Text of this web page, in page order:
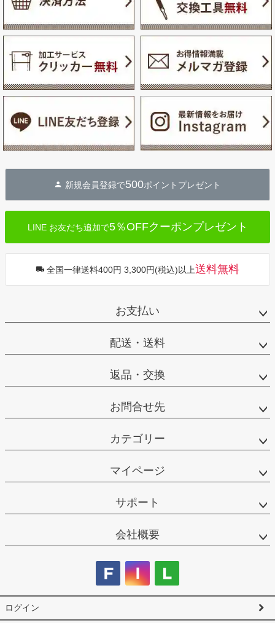
新規会員登録で500ポイントプレゼント
LINE お友だち追加で5％OFFクーポンプレゼント
全国一律送料400円 3,300円(税込)以上送料無料
お支払い
配送・送料
返品・交換
お問合せ先
カテゴリー
マイページ
サポート
会社概要
ログイン